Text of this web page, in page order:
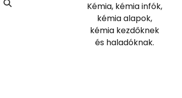
Kémia, kémia infók,
kémia alapok,
kémia kezdőknek
és haladóknak.